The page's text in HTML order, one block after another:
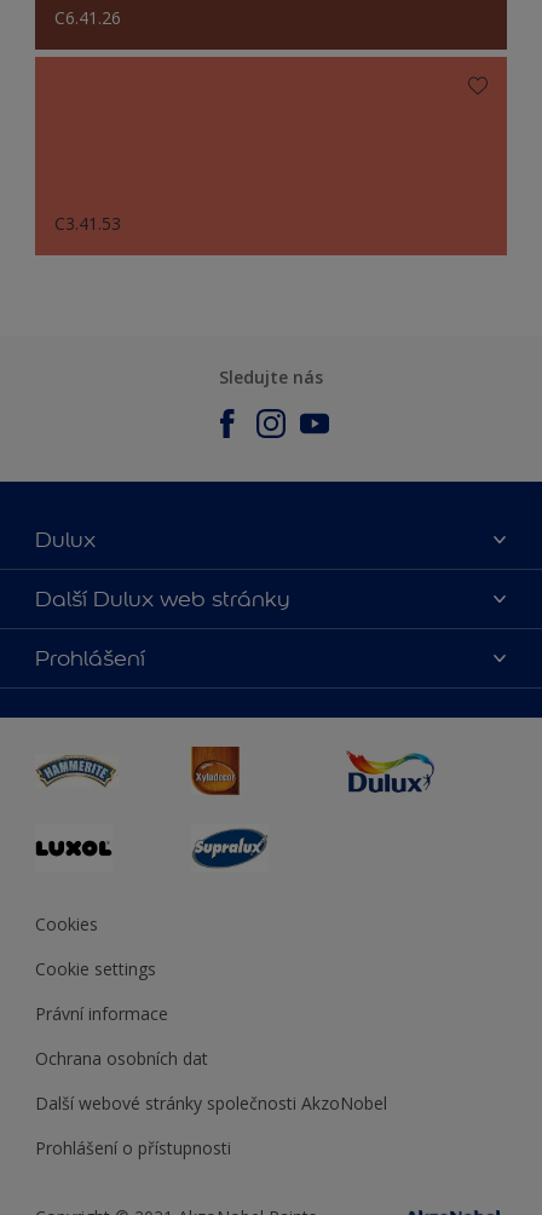
C6.41.26
C3.41.53
Sledujte nás
Dulux
O nás
Kontaktujte nás
Najít obchod
Další Dulux web stránky
duluxmalir.cz
duluxmaliar.sk
duluxprodejnabarev.cz
duluxpredajnafarieb.sk
Prohlášení
Cookies
Cookie settings
Právní informace
Ochrana osobních dat
Další webové stránky společnosti AkzoNobel
Prohlášení o přístupnosti